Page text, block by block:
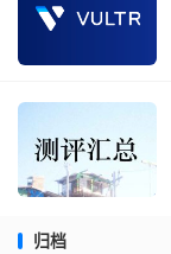
归档